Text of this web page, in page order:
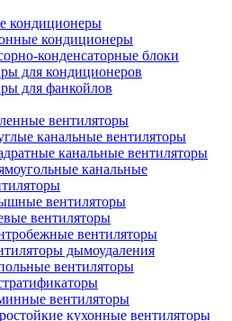
кондиционеры
кондиционеры
конденсаторные блоки
для кондиционеров
для фанкойлов
вентиляторы
канальные вентиляторы
канальные вентиляторы
канальные
вентиляторы
вентиляторы
вентиляторы
дымоудаления
вентиляторы
вентиляторы
кухонные вентиляторы